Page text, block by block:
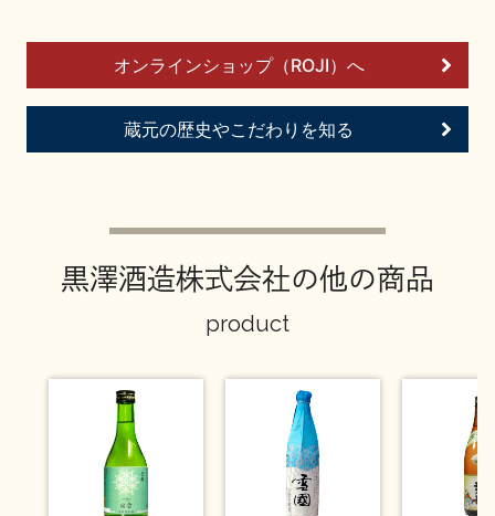
オンラインショップ（ROJI）へ
蔵元の歴史やこだわりを知る
黒澤酒造株式会社の他の商品
product